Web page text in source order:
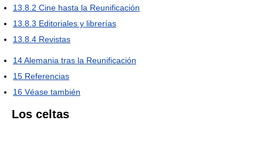
13.8.2 Cine hasta la Reunificación
13.8.3 Editoriales y librerías
13.8.4 Revistas
14Alemania tras la Reunificación
15 Referencias
16 Véase también
Los celtas